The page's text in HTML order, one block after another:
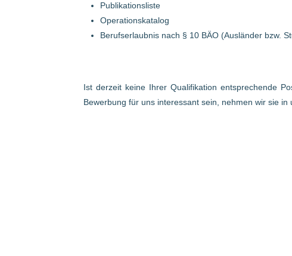
Publikationsliste
Operationskatalog
Berufserlaubnis nach § 10 BÄO (Ausländer bzw.
Ist derzeit keine Ihrer Qualifikation entsprechende
Bewerbung für uns interessant sein, nehmen wir sie